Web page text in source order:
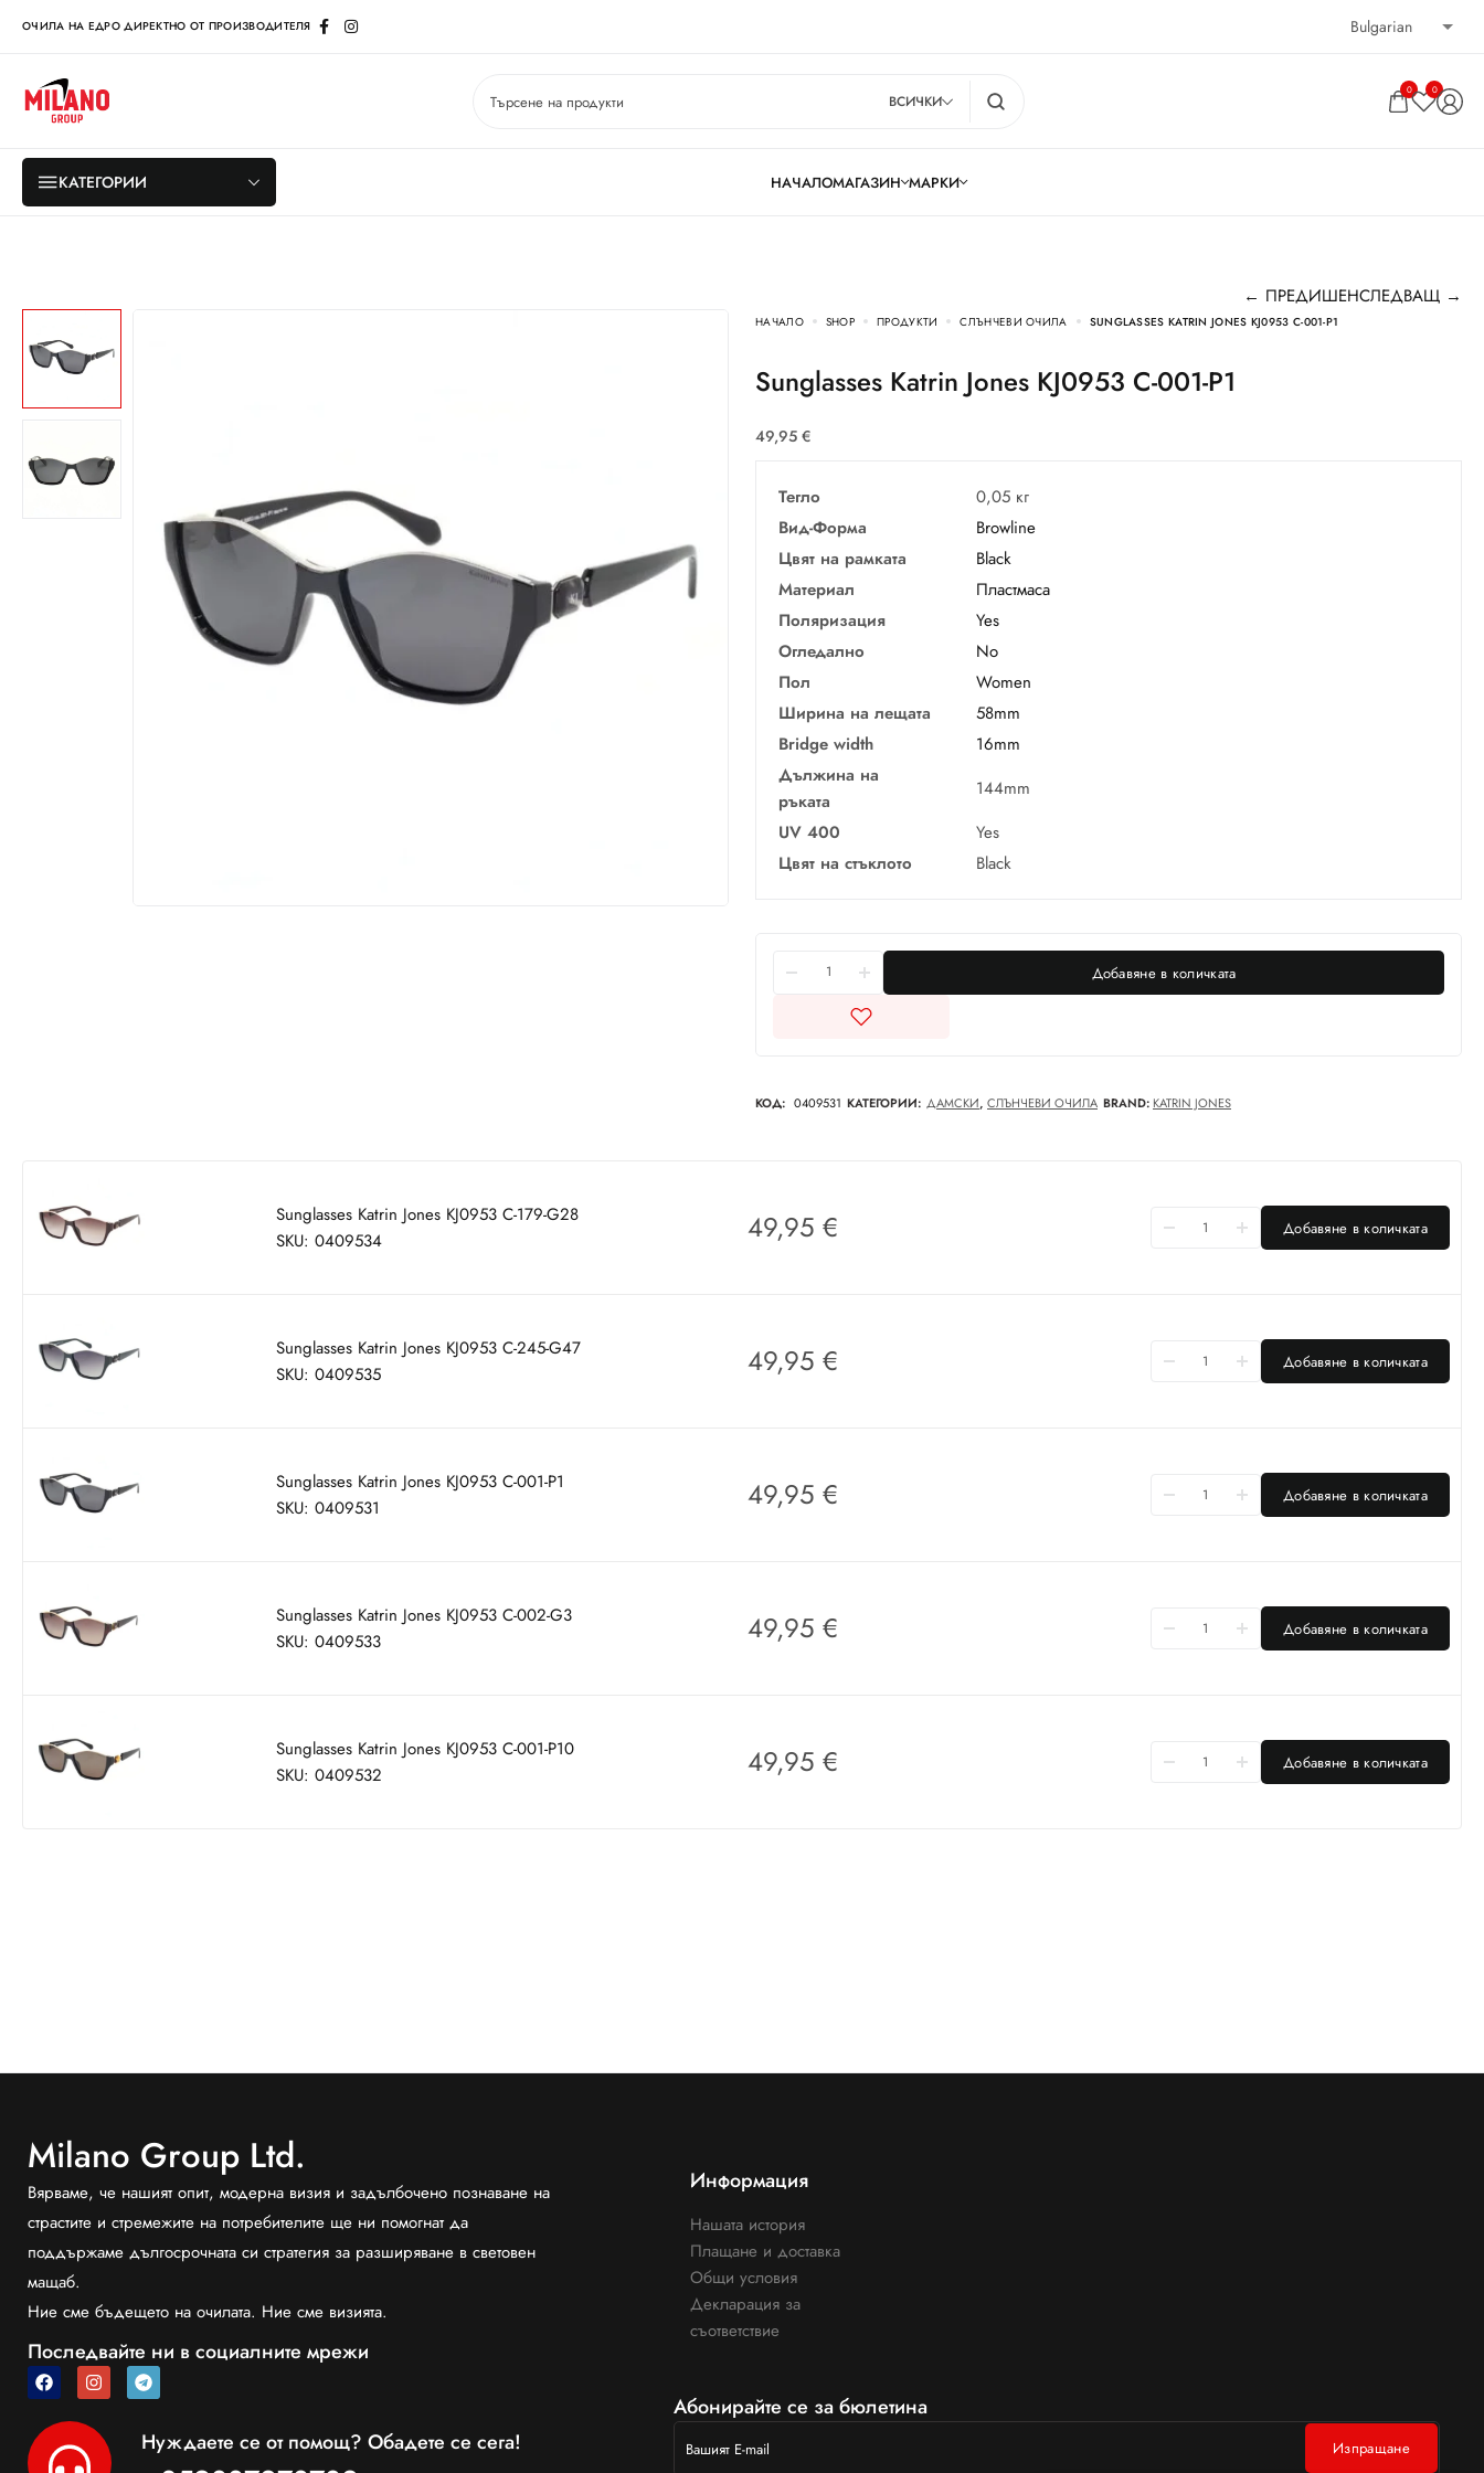
ОЧИЛА НА ЕДРО ДИРЕКТНО ОТ ПРОИЗВОДИТЕЛЯ
ВСИЧКИ
0 0
КАТЕГОРИИ НАЧАЛОМАГАЗИН МАРКИ
← ПРЕДИШЕНСЛЕДВАЩ →
НАЧАЛО SHOP ПРОДУКТИ СЛЪНЧЕВИ ОЧИЛА SUNGLASSES KATRIN JONES KJ0953 C-001-P1
Sunglasses Katrin Jones KJ0953 C-001-P1
49,95 €
Тегло
0,05 кг
Вид-Форма
Browline
Цвят на рамката
Black
Материал
Пластмаса
Поляризация
Yes
Огледално
No
Пол
Women
Ширина на лещата
58mm
Bridge width
16mm
Дължина на
ръката
144mm
UV 400
Yes
Цвят на стъклото
Black
Добавяне в количката
КОД: 0409531 КАТЕГОРИИ: ДАМСКИ, СЛЪНЧЕВИ ОЧИЛА BRAND: KATRIN JONES
Sunglasses Katrin Jones KJ0953 C-179-G28
SKU: 0409534
49,95 € Добавяне в количката
Sunglasses Katrin Jones KJ0953 C-245-G47
SKU: 0409535
49,95 € Добавяне в количката
Sunglasses Katrin Jones KJ0953 C-001-P1
SKU: 0409531
49,95 € Добавяне в количката
Sunglasses Katrin Jones KJ0953 C-002-G3
SKU: 0409533
49,95 € Добавяне в количката
Sunglasses Katrin Jones KJ0953 C-001-P10
SKU: 0409532
49,95 € Добавяне в количката
Milano Group Ltd.
Вярваме, че нашият опит, модерна визия и задълбочено познаване на
страстите и стремежите на потребителите ще ни помогнат да
поддържаме дългосрочната си стратегия за разширяване в световен
мащаб.
Ние сме бъдещето на очилата. Ние сме визията.
Последвайте ни в социалните мрежи
Нуждаете се от помощ? Обадете се сега!
Информация
Нашата история
Плащане и доставка
Общи условия
Декларация за
съответствие
Абонирайте се за бюлетина